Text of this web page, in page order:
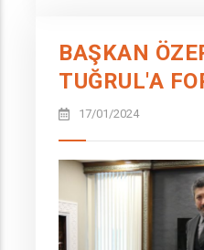
BAŞKAN
TUĞRUL'A
17/01/2024